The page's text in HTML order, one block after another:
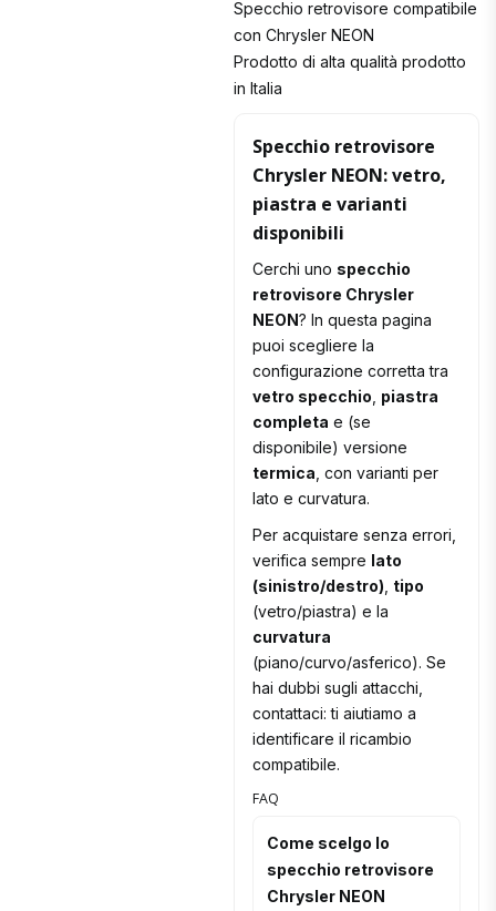
Specchio retrovisore compatibile
con Chrysler NEON
Prodotto di alta qualità prodotto
in Italia
Specchio retrovisore
Chrysler NEON: vetro,
piastra e varianti
disponibili
Cerchi uno specchio
retrovisore Chrysler
NEON? In questa pagina
puoi scegliere la
configurazione corretta tra
vetro specchio piastra
completa e (se
disponibile) versione
termica , con varianti per
lato e curvatura.
Per acquistare senza errori,
verifica sempre lato
(sinistro/destro) tipo
(vetro/piastra) e la
curvatura
(piano/curvo/asferico). Se
hai dubbi sugli attacchi,
contattaci: ti aiutiamo a
identificare il ricambio
compatibile.
FAQ
Come scelgo lo
specchio retrovisore
Chrysler NEON